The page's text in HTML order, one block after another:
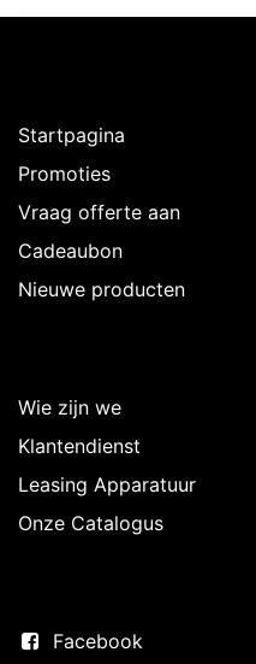
Startpagina
Promoties
Vraag offerte aan
Cadeaubon
Nieuwe producten
Wie zijn we
Klantendienst
Leasing Apparatuur
Onze Catalogus
Facebook